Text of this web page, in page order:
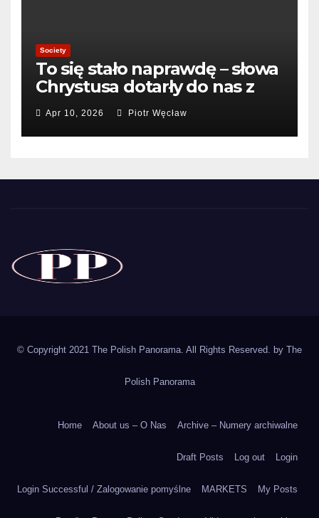
Society
To się stało naprawdę – słowa
Chrystusa dotarły do nas z
Apr 10, 2026 Piotr Węcław
© Copyright 2021 The Polish Panorama. All Rights Reserved. by The
Polish Panorama
Home About us – O Nas Archive – Numery archiwalne
Draft Posts Log out Login
Login Successful / Zalogowanie pomyślne MARKETS My Posts